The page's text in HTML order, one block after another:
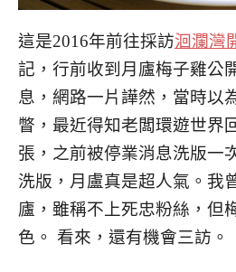
這是2016年前往採訪洄瀾灣
記 ， 行前收到 月廬梅子雞公
息，網路一片譁然，當時以
瞥，最近得知老闆環遊世界
張，之前被停業消息洗版一
洗版，月盧真是超人氣。 我
廬，雖稱不上死忠粉絲， 但
色。 看來，還有機會三訪 。